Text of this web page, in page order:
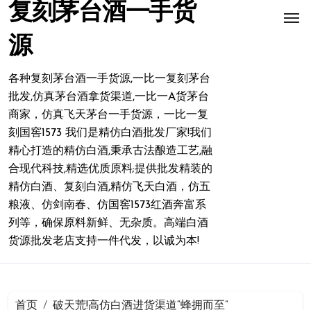
复刻茅台酒一手货
源
各种复刻茅台酒一手货源,一比一复刻茅台
批发,仿真茅台酒拿货渠道,一比一A货茅台
商家，仿真飞天茅台一手货源，一比一复
刻国窖1573 我们是精仿白酒批发厂家!我们
精心打造的精仿白酒,秉承古法酿造工艺,融
合现代科技,精选优质原料;提供批发精装的
精仿白酒、复刻白酒,精仿飞天白酒，仿五
粮液、仿剑南春、仿国窖1573红酒奔富系
列等，确保原料新鲜、无杂质。高端白酒
货源批发老店支持一件代发，以诚为本!
首页 破天荒!高仿白酒进货渠道“蜂拥而至”